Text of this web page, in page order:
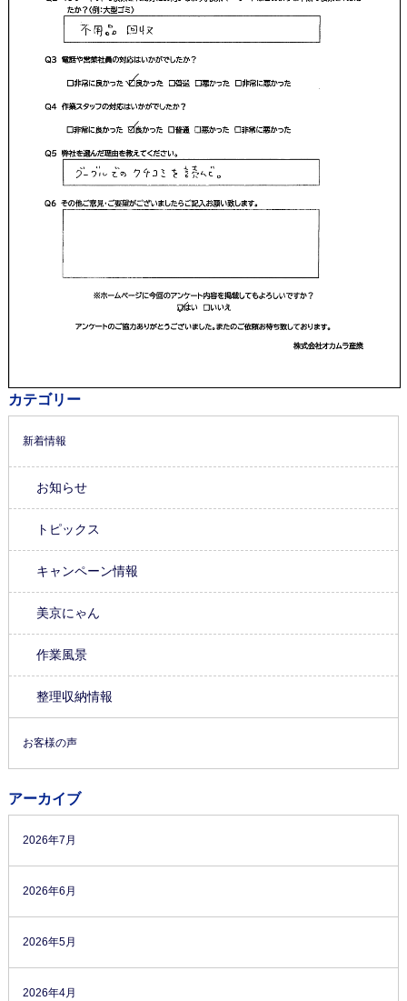
カテゴリー
新着情報
お知らせ
トピックス
キャンペーン情報
美京にゃん
作業風景
整理収納情報
お客様の声
アーカイブ
2026年7月
2026年6月
2026年5月
2026年4月